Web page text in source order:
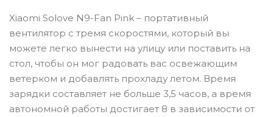
Xiaomi Solove N9-Fan Pink – портативный
вентилятор с тремя скоростями, который вы
можете легко вынести на улицу или поставить на
стол, чтобы он мог радовать вас освежающим
ветерком и добавлять прохладу летом. Время
зарядки составляет не больше 3,5 часов, а время
автономной работы достигает 8 в зависимости от